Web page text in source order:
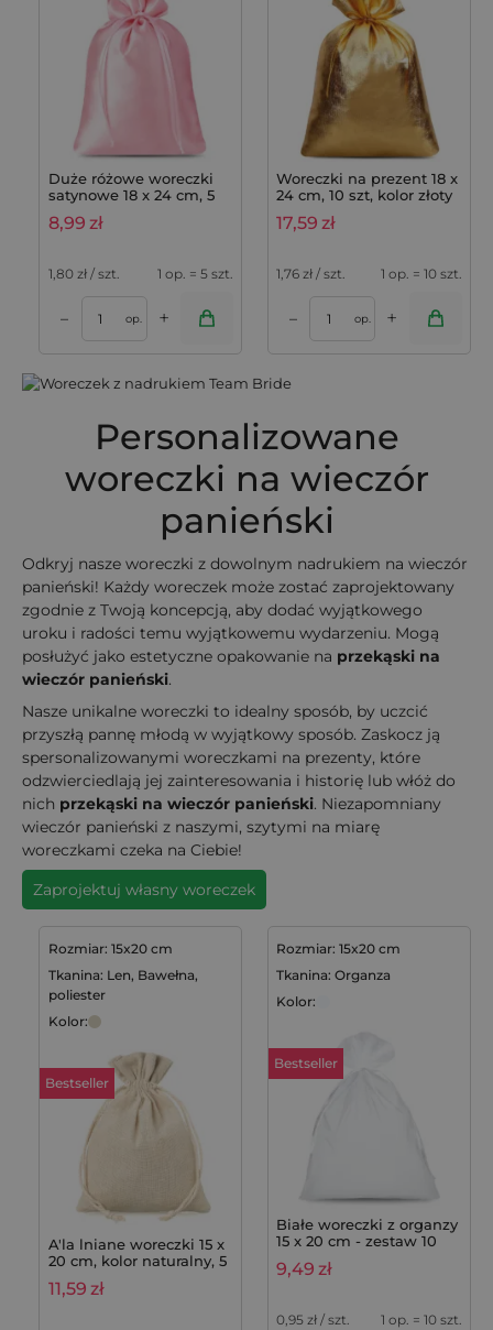
Duże różowe woreczki
satynowe 18 x 24 cm, 5
8,99 zł
1,80 zł / szt. 1 op. = 5 szt.
– op. +
Woreczki na prezent 18 x
24 cm, 10 szt, kolor złoty
17,59 zł
1,76 zł / szt. 1 op. = 10 szt.
– op. +
Personalizowane
woreczki na wieczór
panieński
Odkryj nasze woreczki z dowolnym nadrukiem na wieczór
panieński! Każdy woreczek może zostać zaprojektowany
zgodnie z Twoją koncepcją, aby dodać wyjątkowego
uroku i radości temu wyjątkowemu wydarzeniu. Mogą
posłużyć jako estetyczne opakowanie na przekąski na
wieczór panieński.
Nasze unikalne woreczki to idealny sposób, by uczcić
przyszłą pannę młodą w wyjątkowy sposób. Zaskocz ją
spersonalizowanymi woreczkami na prezenty, które
odzwierciedlają jej zainteresowania i historię lub włóż do
nich przekąski na wieczór panieński. Niezapomniany
wieczór panieński z naszymi, szytymi na miarę
woreczkami czeka na Ciebie!
Zaprojektuj własny woreczek
Rozmiar: 15x20 cm
Tkanina: Len, Bawełna,
poliester
Kolor:
Bestseller
A'la lniane woreczki 15 x
20 cm, kolor naturalny, 5
11,59 zł
Rozmiar: 15x20 cm
Tkanina: Organza
Kolor:
Bestseller
Białe woreczki z organzy
15 x 20 cm - zestaw 10
9,49 zł
0,95 zł / szt. 1 op. = 10 szt.